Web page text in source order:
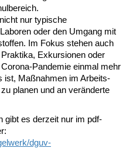
nur typische
oder den Umgang mit
Im Fokus stehen auch
Exkursionen oder
Pandemie einmal mehr
ist, Maßnahmen im Arbeits-
planen und an veränderte
gibt es derzeit nur im pdf-
dguv-